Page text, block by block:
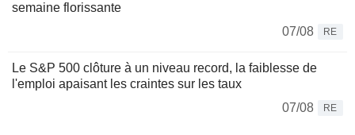
semaine florissante
07/08
RE
Le S&P 500 clôture à un niveau record, la faiblesse de
l'emploi apaisant les craintes sur les taux
07/08
RE